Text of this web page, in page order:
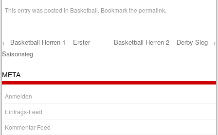
This entry was posted in Basketball . Bookmark thepermalink
Post navigation
← Basketball Herren 1 – Erster
Saisonsieg
Basketball Herren 2 – Derby Sieg →
META
Anmelden
Eintrags-Feed
Kommentar-Feed